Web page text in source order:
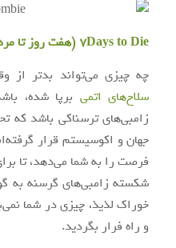
7Days to Die (هفت روز تا مردن)
چه چیزی می‌تواند بدتر از
سلاح‌های اتمی برپا شده،
زامبی‌های ترسناکی باشد که
فرصت را به شما می‌دهد، تا
شکسته زامبی‌های گرسنه به
خوراک لذیذ، چیزی در شما
و راه فرار بگردید.